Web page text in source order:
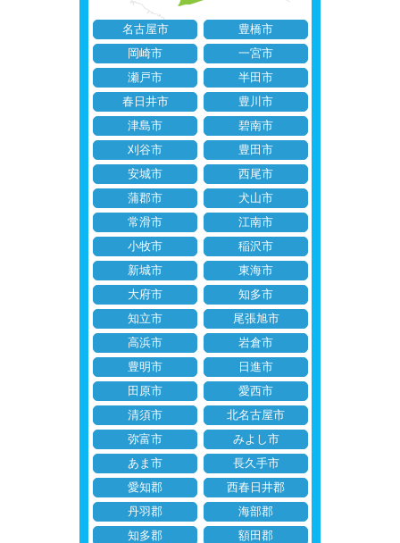
名古屋市
豊橋市
岡崎市
一宮市
瀬戸市
半田市
春日井市
豊川市
津島市
碧南市
刈谷市
豊田市
安城市
西尾市
蒲郡市
犬山市
常滑市
江南市
小牧市
稲沢市
新城市
東海市
大府市
知多市
知立市
尾張旭市
高浜市
岩倉市
豊明市
日進市
田原市
愛西市
清須市
北名古屋市
弥富市
みよし市
あま市
長久手市
愛知郡
西春日井郡
丹羽郡
海部郡
知多郡
額田郡